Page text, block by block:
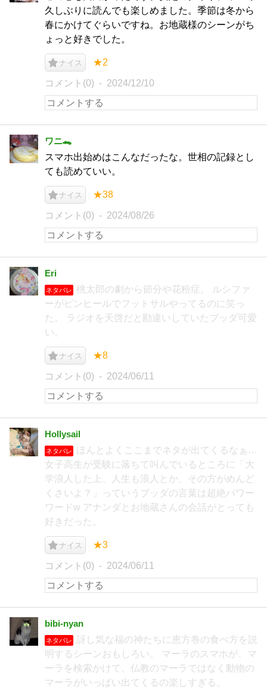
久しぶりに読んでも楽しめました。季節は冬から
春にかけてぐらいですね。お地蔵様のシーンがち
ょっと好きでした。
ナイス ★2
コメント(0) 2024/12/10
ワニ🐊
スマホ出始めはこんなだったな。世相の記録とし
ても読めていい。
ナイス ★38
コメント(0) 2024/08/26
Eri
ネタバレ
桃太郎の劇から節分や花粉症。 ルシファ
ーがピンヒールでフットサルやってるのに笑っ
た。 ラジオを天啓だと勘違いしていたブッダ可愛
い。
ナイス ★8
コメント(0) 2024/06/11
Hollysail
ネタバレ
ほんとよくここまでネタが出てくるなぁ…
女子高生が受験に落ちて叫んでいるところに「大
学浪人した上、人生も浪人とか、その方がめんど
くさいよ？」っていうブッダの言葉は超絶パワー
ワードw アナンダとお地蔵さんの会話がとっても
好きだった。
ナイス ★3
コメント(0) 2024/06/11
bibi‐nyan
ネタバレ
訝し気な福の神たちに恵方巻の食べ方を説
明するシーンおもしろい。 マーラのスマホが、マ
ーラを検索かけて、仏教のマーラではなく動物の
マーラがいっぱい出てくるの楽しすぎる。